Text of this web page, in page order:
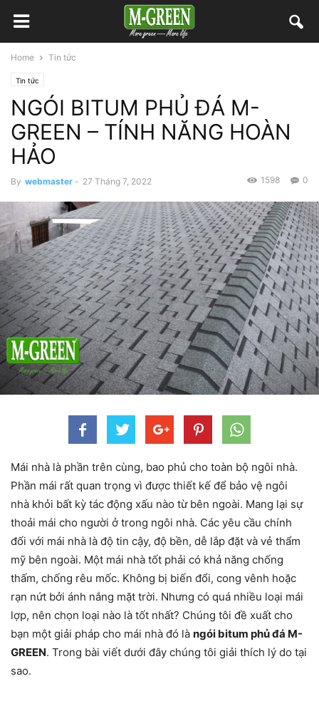
Home Tin tức
Tin tức
NGÓI BITUM PHỦ ĐÁ M-
GREEN – TÍNH NĂNG HOÀN
HẢO
By webmaster - 27 Tháng 7, 2022 0
1598
Mái nhà là phần trên cùng, bao phủ cho toàn bộ ngôi nhà.
Phần mái rất quan trọng vì được thiết kế để bảo vệ ngôi
nhà khỏi bất kỳ tác động xấu nào từ bên ngoài. Mang lại sự
thoải mái cho người ở trong ngôi nhà. Các yêu cầu chính
đối với mái nhà là độ tin cậy, độ bền, dễ lắp đặt và vẻ thẩm
mỹ bên ngoài. Một mái nhà tốt phải có khả năng chống
thấm, chống rêu mốc. Không bị biến đổi, cong vênh hoặc
rạn nứt bởi ánh nắng mặt trời. Nhưng có quá nhiều loại mái
lợp, nên chọn loại nào là tốt nhất? Chúng tôi đề xuất cho
bạn một giải pháp cho mái nhà đó là ngói bitum phủ đá M-
GREEN. Trong bài viết dưới đây chúng tôi giải thích lý do tại
sao.